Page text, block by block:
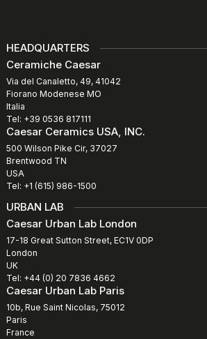
HEADQUARTERS
Ceramiche Caesar
Via del Canaletto, 49, 41042
Fiorano Modenese MO
Italia
Tel: +39 0536 817111
Caesar Ceramics USA, INC.
500 Wilson Pike Cir, 37027
Brentwood TN
USA
Tel: +1 (615) 986-1500
URBAN LAB
Caesar Urban Lab London
17-18 Great Sutton Street, EC1V 0DP
London
UK
Tel: +44 (0) 20 7836 4662
Caesar Urban Lab Paris
10b, Rue Saint Nicolas, 75012
Paris
France